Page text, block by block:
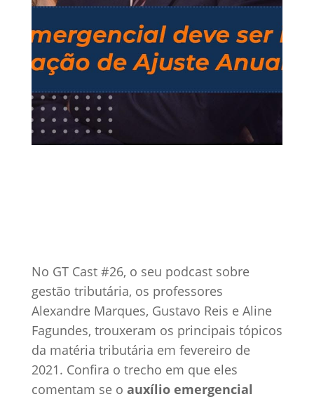
No GT Cast #26, o seu podcast sobre
gestão tributária, os professores
Alexandre Marques, Gustavo Reis e Aline
Fagundes, trouxeram os principais tópicos
da matéria tributária em fevereiro de
2021. Confira o trecho em que eles
comentam se o auxílio emergencial